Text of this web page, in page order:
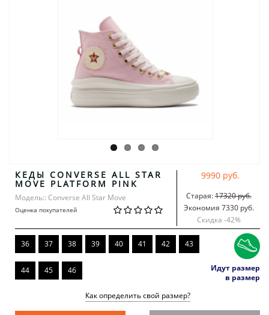
КЕДЫ CONVERSE ALL STAR
MOVE PLATFORM PINK
Модель:: Converse All Star Move
Оценка покупателей
9990 руб.
Старая:17320 руб.
Экономия 7330 руб.
Скидка -42%
36 37 38 39 40 41 42 43
44 45 46
Идут размер
в размер
Как определить свой размер?